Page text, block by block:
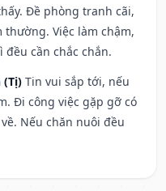
Đề phòng tranh cãi,
Việc làm chậm,
cần chắc chắn.
(Tị) Tin vui sắp tới, nếu
Đi công việc gặp gỡ có
Nếu chăn nuôi đều